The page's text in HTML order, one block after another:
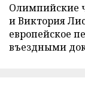
Олимпийские
и Виктория
европейское
въездными